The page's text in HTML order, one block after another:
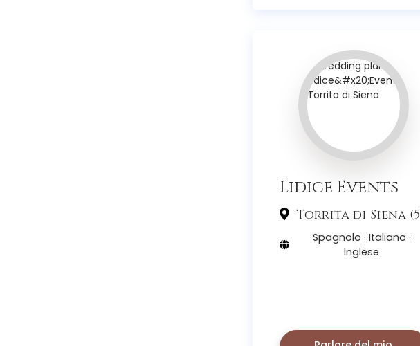
Lidice Events
Torrita di Siena (53)
Spagnolo · Italiano ·
Inglese